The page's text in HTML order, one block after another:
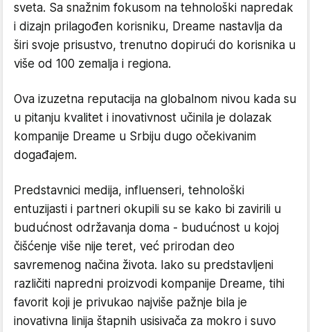
sveta. Sa snažnim fokusom na tehnološki napredak
i dizajn prilagođen korisniku, Dreame nastavlja da
širi svoje prisustvo, trenutno dopirući do korisnika u
više od 100 zemalja i regiona.
Ova izuzetna reputacija na globalnom nivou kada su
u pitanju kvalitet i inovativnost učinila je dolazak
kompanije Dreame u Srbiju dugo očekivanim
događajem.
Predstavnici medija, influenseri, tehnološki
entuzijasti i partneri okupili su se kako bi zavirili u
budućnost održavanja doma - budućnost u kojoj
čišćenje više nije teret, već prirodan deo
savremenog načina života. Iako su predstavljeni
različiti napredni proizvodi kompanije Dreame, tihi
favorit koji je privukao najviše pažnje bila je
inovativna linija štapnih usisivača za mokro i suvo